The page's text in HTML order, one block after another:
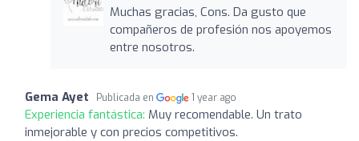
Muchas gracias, Cons. Da gusto que
compañeros de profesión nos apoyemos
entre nosotros.
Gema Ayet Publicada en 1 year ago
Experiencia fantástica: Muy recomendable. Un trato
inmejorable y con precios competitivos.